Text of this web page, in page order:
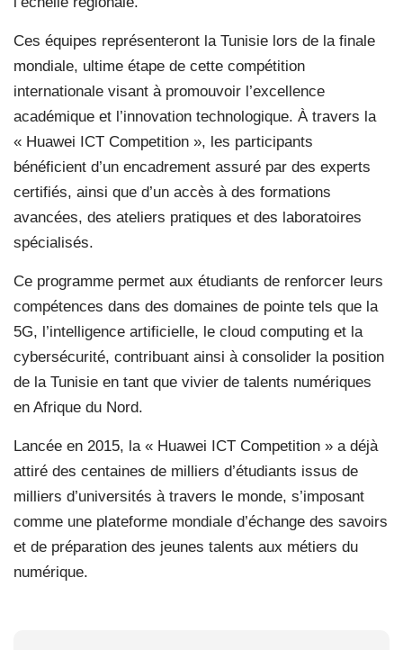
Ces équipes représenteront la Tunisie lors de la finale
mondiale, ultime étape de cette compétition
internationale visant à promouvoir l’excellence
académique et l’innovation technologique. À travers la
« Huawei ICT Competition », les participants
bénéficient d’un encadrement assuré par des experts
certifiés, ainsi que d’un accès à des formations
avancées, des ateliers pratiques et des laboratoires
spécialisés.
Ce programme permet aux étudiants de renforcer leurs
compétences dans des domaines de pointe tels que la
5G, l’intelligence artificielle, le cloud computing et la
cybersécurité, contribuant ainsi à consolider la position
de la Tunisie en tant que vivier de talents numériques
en Afrique du Nord.
Lancée en 2015, la « Huawei ICT Competition » a déjà
attiré des centaines de milliers d’étudiants issus de
milliers d’universités à travers le monde, s’imposant
comme une plateforme mondiale d’échange des savoirs
et de préparation des jeunes talents aux métiers du
numérique.